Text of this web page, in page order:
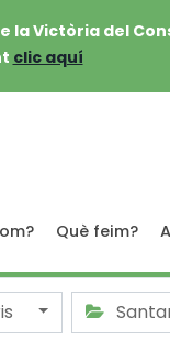
Victòria del
clic aquí
Què feim?